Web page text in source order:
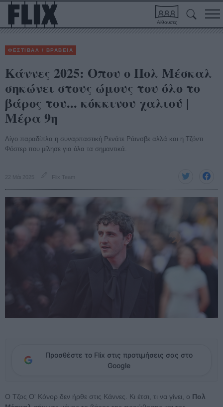
Αίθουσες
ΦΕΣΤΙΒΑΛ / ΒΡΑΒΕΙΑ
Κάννες 2025: Οπου ο Πολ Μέσκαλ
σηκώνει στους ώμους του όλο το
βάρος του... κόκκινου χαλιού |
Μέρα 9η
Λίγο παραδίπλα η συναρπαστική Ρενάτε Ράινσβε αλλά και η Τζόντι
Φόστερ που μίλησε για όλα τα σημαντικά.
22 Μάι 2025 Flix Team
Προσθέστε το Flix στις προτιμήσεις σας στο
Google
Ο Τζος Ο' Κόνορ δεν ήρθε στις Κάννες. Κι έτσι, τι να γίνει, ο Πολ